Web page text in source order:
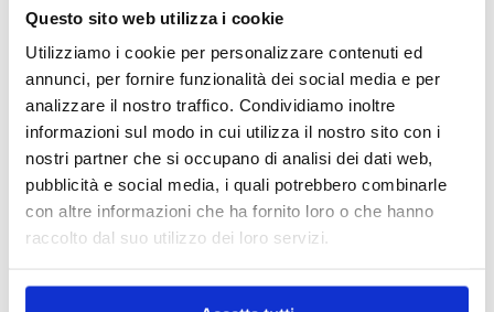
Questo sito web utilizza i cookie
Utilizziamo i cookie per personalizzare contenuti ed
annunci, per fornire funzionalità dei social media e per
analizzare il nostro traffico. Condividiamo inoltre
informazioni sul modo in cui utilizza il nostro sito con i
nostri partner che si occupano di analisi dei dati web,
pubblicità e social media, i quali potrebbero combinarle
con altre informazioni che ha fornito loro o che hanno
raccolto dal suo utilizzo dei loro servizi.
MAPPA DEL CENTRO